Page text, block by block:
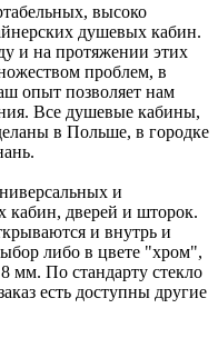
высоко
душевых кабин.
и на протяжении этих
проблем, в
опыт позволяет нам
Все душевые кабины,
в Польше, в городке
и
кабин, дверей и шторок.
и внутрь и
либо в цвете "хром",
мм. По стандарту стекло
есть доступны другие